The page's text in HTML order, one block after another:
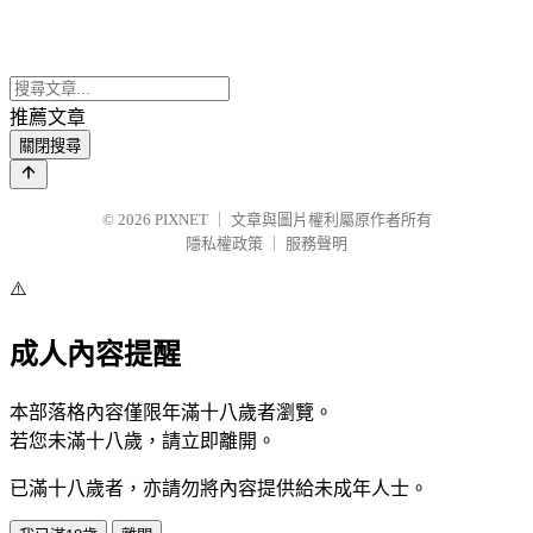
推薦文章
關閉搜尋
© 2026 PIXNET
文章與圖片權利屬原作者所有
隱私權政策
服務聲明
⚠️
成人內容提醒
本部落格內容僅限年滿十八歲者瀏覽。
若您未滿十八歲，請立即離開。
已滿十八歲者，亦請勿將內容提供給未成年人士。